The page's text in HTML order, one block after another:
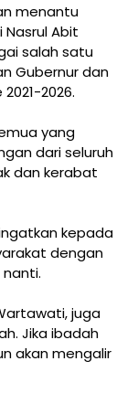
menantu
Abit
salah satu
Gubernur dan
2026.
yang
dari seluruh
dan kerabat
kepada
dengan
juga
Jika ibadah
akan mengalir